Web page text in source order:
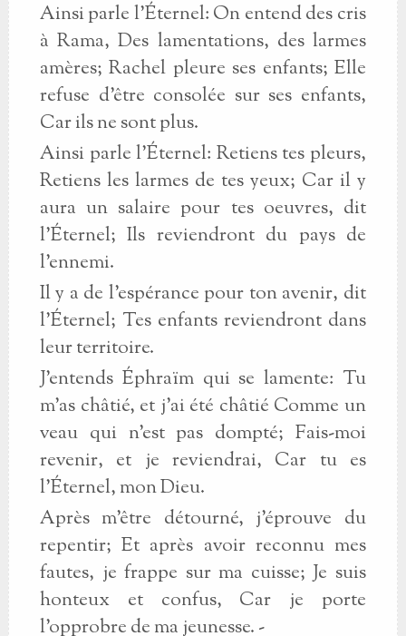
Ainsi parle l'Éternel: On entend des cris
à Rama, Des lamentations, des larmes
amères; Rachel pleure ses enfants; Elle
refuse d'être consolée sur ses enfants,
Car ils ne sont plus.
Ainsi parle l'Éternel: Retiens tes pleurs,
Retiens les larmes de tes yeux; Car il y
aura un salaire pour tes oeuvres, dit
l'Éternel; Ils reviendront du pays de
l'ennemi.
Il y a de l'espérance pour ton avenir, dit
l'Éternel; Tes enfants reviendront dans
leur territoire.
J'entends Éphraïm qui se lamente: Tu
m'as châtié, et j'ai été châtié Comme un
veau qui n'est pas dompté; Fais-moi
revenir, et je reviendrai, Car tu es
l'Éternel, mon Dieu.
Après m'être détourné, j'éprouve du
repentir; Et après avoir reconnu mes
fautes, je frappe sur ma cuisse; Je suis
honteux et confus, Car je porte
l'opprobre de ma jeunesse. -